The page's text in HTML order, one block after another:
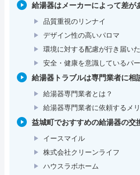
給湯器はメーカーによって差が
品質重視のリンナイ
デザイン性の高いパロマ
環境に対する配慮が行き届い
安全・健康を意識しているパ
給湯器トラブルは専門業者に相
給湯器専門業者とは？
給湯器専門業者に依頼するメ
益城町でおすすめの給湯器の交
イースマイル
株式会社クリーンライフ
ハウスラボホーム